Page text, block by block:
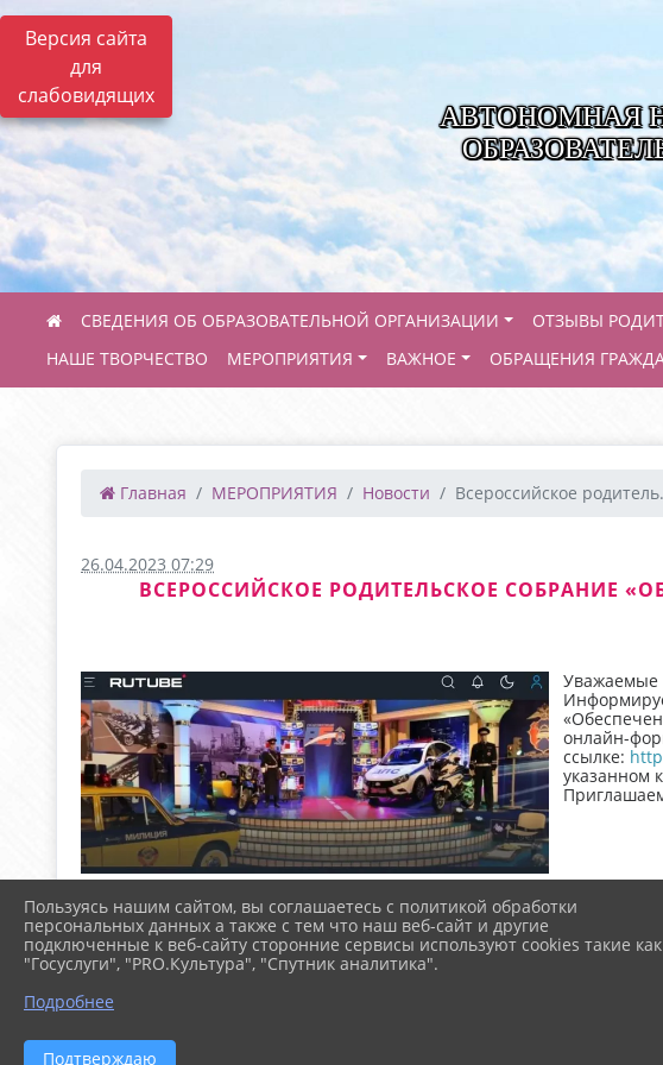
Версия сайта
для
слабовидящих
АВТОНОМНАЯ
СВЕДЕНИЯ ОБ ОБРАЗОВАТЕЛЬНОЙ ОРГАНИЗАЦИИ ОТЗЫВЫ
НАШЕ ТВОРЧЕСТВО
МЕРОПРИЯТИЯ ВАЖНОЕ ОБРАЩЕНИЯ
Главная МЕРОПРИЯТИЯ Новости Всероссийское
26.04.2023 07:29
ВСЕРОССИЙСКОЕ РОДИТЕЛЬСКОЕ СОБРАНИЕ
Уважаемые
онлайн-
ссылке:
указанном
Пользуясь нашим сайтом, вы соглашаетесь с политикой обработки
персональных данных а также с тем что наш веб-сайт и другие
подключенные к веб-сайту сторонние сервисы используют cookies такие как
"Госуслуги", "PRO.Культура", "Спутник аналитика".
Подробнее
Подтверждаю